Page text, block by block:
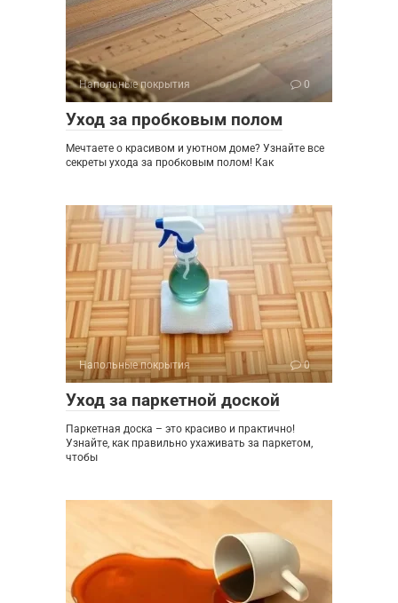
Напольные покрытия 0
Уход за пробковым полом
Мечтаете о красивом и уютном доме? Узнайте все
секреты ухода за пробковым полом! Как
Напольные покрытия 0
Уход за паркетной доской
Паркетная доска – это красиво и практично!
Узнайте, как правильно ухаживать за паркетом,
чтобы